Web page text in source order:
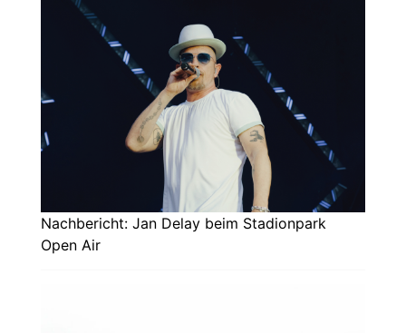
Nachbericht: Jan Delay beim Stadionpark
Open Air